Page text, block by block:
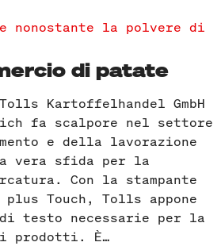
nonostante la polvere di
di patate
Kartoffelhandel GmbH
fa scalpore nel settore
e della lavorazione
vera sfida per la
Con la stampante
plus Touch, Tolls appone
testo necessarie per la
prodotti. È…